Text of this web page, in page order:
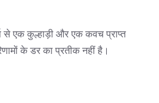
से एक कुल्हाड़ी और एक कवच प्राप्त
के डर का प्रतीक नहीं है।